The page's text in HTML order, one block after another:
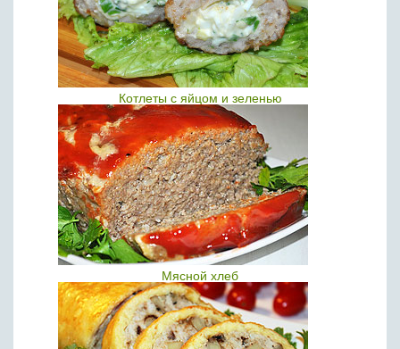
Котлеты с яйцом и зеленью
Мясной хлеб